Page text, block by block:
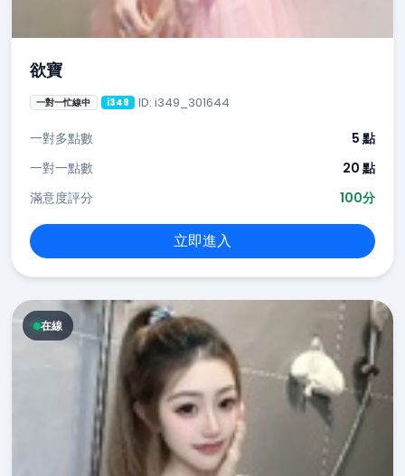
欲寶
一對一忙線中 i349 ID: i349_301644
一對多點數
5 點
一對一點數
20 點
滿意度評分
100分
立即進入
在線